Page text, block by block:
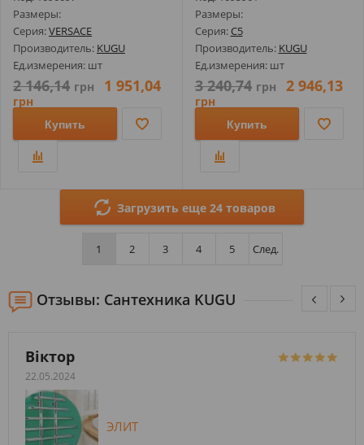
Размеры:
Серия:VERSACE
Производитель: KUGU
Ед.измерения: шт
2 146,14 грн 1 951,04
грн
Купить
Размеры:
Серия: C5
Производитель: KUGU
Ед.измерения: шт
3 240,74 грн 2 946,13
грн
Купить
Загрузить еще 24 товаров
1 2 3 4 5 След.
Отзывы: Сантехника KUGU
Віктор
22.05.2024
ЭЛИТ